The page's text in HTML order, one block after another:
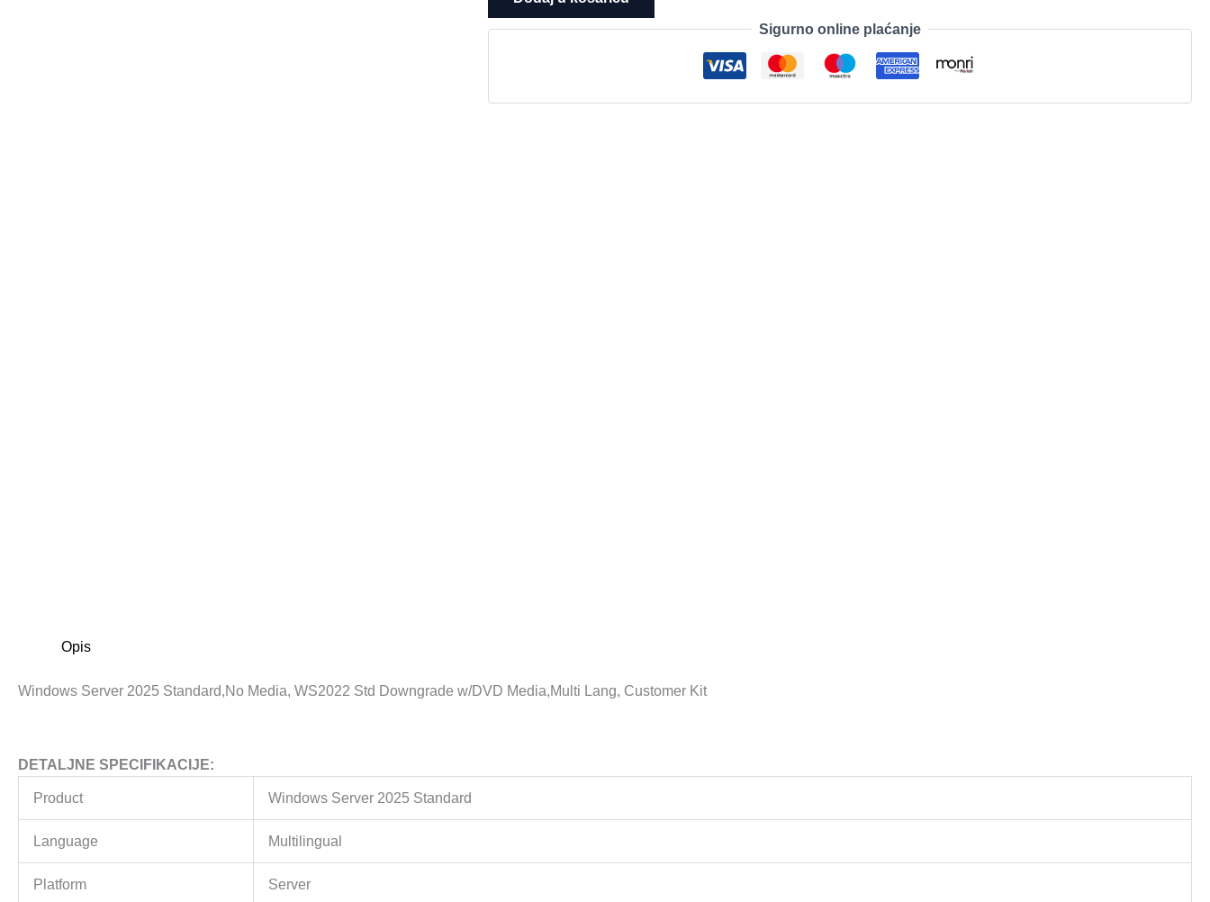
Standard,No
Media,
Downgrade
Sigurno online plaćanje
Opis
Windows Server 2025 Standard,No Media, WS2022 Std Downgrade w/DVD Media,Multi Lang, Customer Kit
DETALJNE SPECIFIKACIJE:
Product Windows Server 2025 Standard
Language Multilingual
Platform Server